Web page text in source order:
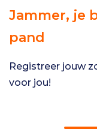
Jammer, je
pand
Registreer jouw
voor jou!